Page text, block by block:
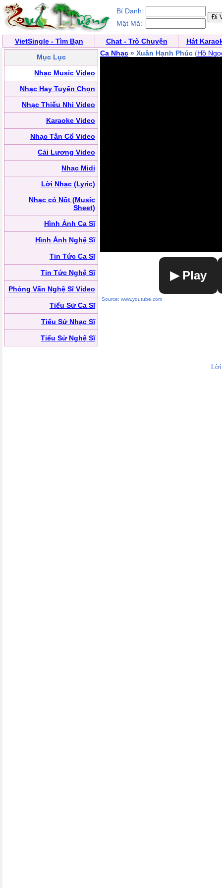
Bí Danh:
Mật Mã:
VietSingle - Tìm Bạn Chat - Trò Chuyện
Hát
Mục Lục
Nhạc Music Video
Nhạc Hay Tuyển Chọn
Nhạc Thiếu Nhi Video
Karaoke Video
Nhạc Tân Cổ Video
Cải Lương Video
Nhạc Midi
Lời Nhạc (Lyric)
Nhạc có Nốt (Music
Sheet)
Hình Ảnh Ca Sĩ
Hình Ảnh Nghệ Sĩ
Tin Tức Ca Sĩ
Tin Tức Nghệ Sĩ
Phỏng Vấn Nghệ Sĩ Video
Tiểu Sử Ca Sĩ
Tiểu Sử Nhạc Sĩ
Tiểu Sử Nghệ Sĩ
Ca Nhạc » Xuân Hạnh Phúc (Hồ
▶ Play
Source: www.youtube.com